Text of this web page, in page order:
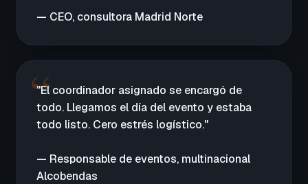
— CEO, consultora Madrid Norte
"El coordinador asignado se encargó de
todo. Llegamos el día del evento y estaba
todo listo. Cero estrés logístico."
— Responsable de eventos, multinacional
Alcobendas